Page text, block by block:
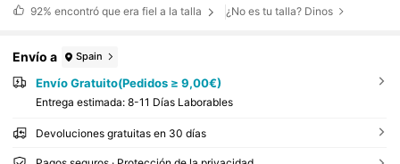
92% encontró que era fiel a la talla ¿No es tu talla? Dinos
Envío a Spain
Envío Gratuito(Pedidos ≥ 9,00€)
Entrega estimada: 8-11 Días Laborables
Devoluciones gratuitas en 30 días